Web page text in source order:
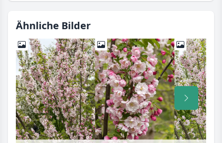
Ähnliche Bilder